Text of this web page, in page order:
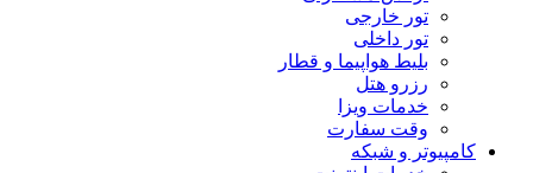
تور خارجی
تور داخلی
بلیط هواپیما و قطار
رزرو هتل
خدمات ویزا
وقت سفارت
کامپیوتر و شبکه